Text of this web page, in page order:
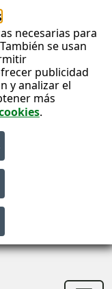
necesarias para
se usan
publicidad
y analizar el
más
.